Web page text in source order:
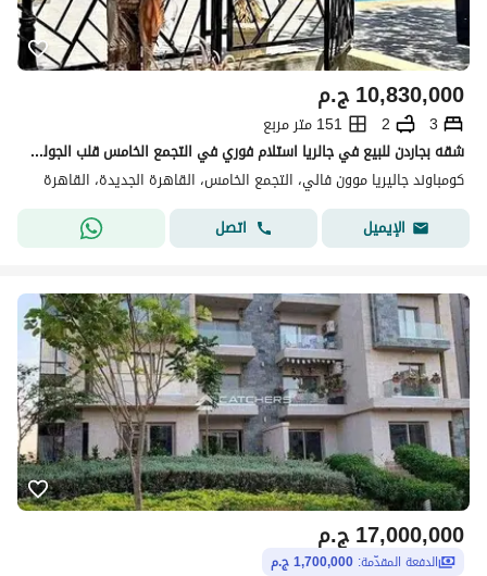
ج.م10,830,000
3
2
151 متر مربع
شقه بجاردن للبيع في جالريا استلام فوري في التجمع الخامس قلب الجولدن اسكوير | بخصم كاش 40% | Galleria Moon Valley
كومباوند جاليريا موون فالي، التجمع الخامس، القاهرة الجديدة، القاهرة
الإيميل
اتصل
ج.م17,000,000
الدفعة المقدّمة: 1,700,000 ج.م